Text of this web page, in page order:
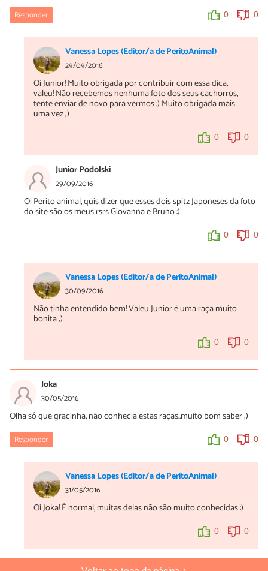
Responder 0 0
Vanessa Lopes (Editor/a de PeritoAnimal)
29/09/2016
Oi Junior! Muito obrigada por contribuir com essa dica,
valeu! Não recebemos nenhuma foto dos seus cachorros,
tente enviar de novo para vermos :) Muito obrigada mais
uma vez ;)
0 0
Junior Podolski
29/09/2016
Oi Perito animal, quis dizer que esses dois spitz Japoneses da foto
do site são os meus rsrs Giovanna e Bruno :)
0 0
Vanessa Lopes (Editor/a de PeritoAnimal)
30/09/2016
Não tinha entendido bem! Valeu Junior é uma raça muito
bonita ;)
0 0
Joka
30/05/2016
Olha só que gracinha, não conhecia estas raças..muito bom saber ;)
Responder 0 0
Vanessa Lopes (Editor/a de PeritoAnimal)
31/05/2016
Oi Joka! É normal, muitas delas não são muito conhecidas :)
0 0